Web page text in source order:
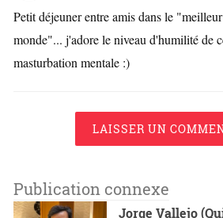
Petit déjeuner entre amis dans le
monde"... j'adore le niveau d'humilité de
masturbation mentale :)
LAISSER UN
Publication connexe
Jorge Vallejo